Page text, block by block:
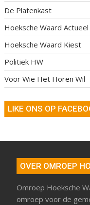
De Platenkast
Hoeksche Waard Actueel
Hoeksche Waard Kiest
Politiek HW
Voor Wie Het Horen Wil
LIKE ONS OP
OVER OMROEP
Omroep Hoeksche
omroep voor de